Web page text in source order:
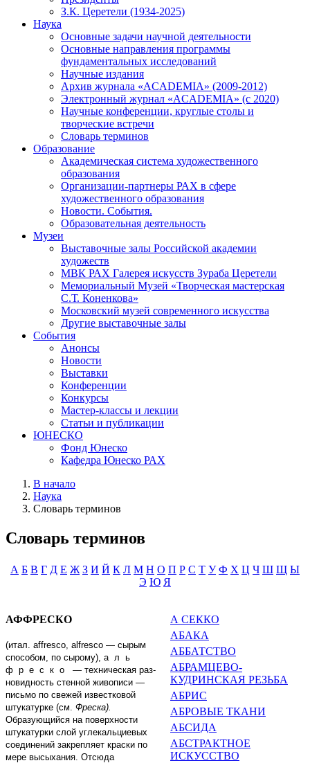
З.К. Церетели (1934-2025)
Наука
Основные задачи научной деятельности
Основные направления программы
фундаментальных исследований
Научные издания
Архив журнала «ACADEMIA» (2009-2012)
Электронный журнал «ACADEMIA» (с 2020)
Научные конференции, круглые столы и
творческие встречи
Словарь терминов
Образование
Академическая система художественного
образования
Организации-партнеры РАХ в сфере
художественного образования
Новости. События.
Образовательная деятельность
Музеи
Выставочные залы Российской академии
художеств
МВК РАХ Галерея искусств Зураба Церетели
Мемориальный Музей «Творческая мастерская
С.Т. Коненкова»
Московский музей современного искусства
Другие выставочные залы
События
Анонсы
Новости
Выставки
Конференции
Конкурсы
Мастер-классы и лекции
Статьи и публикации
ЮНЕСКО
Фонд Юнеско
Кафедра Юнеско РАХ
В начало
Наука
Словарь терминов
Словарь терминов
А Б В Г Д Е Ж З И Й К Л М Н О П Р С Т У Ф Х Ц Ч Ш Щ Ы
Э Ю Я
АФФРЕСКО
(итал. affresco alfresсо — сырым
способом, по сырому), аль
фреско
— техническая раз­
новидность стенной живописи —
письмо по свежей известковой
шту­катурке (см. Фреска).
Образующийся на поверхности
штукатурки слой углекальциевых
соединений закрепля­ет краски по
мере высыхания. Отсю­да
А СЕККО
АБАКА
АББАТСТВО
АБРАМЦЕВО-
КУДРИНСКАЯ РЕЗЬБА
АБРИС
АБРОВЫЕ ТКАНИ
АБСИДА
АБСТРАКТНОЕ
ИСКУССТВО